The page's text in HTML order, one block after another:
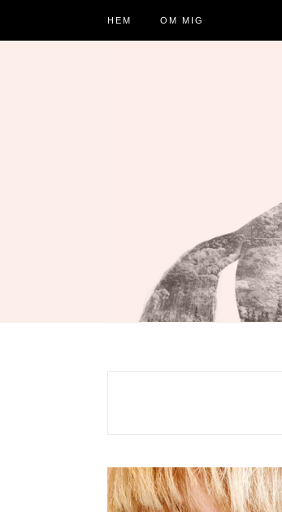
HEM OM MIG